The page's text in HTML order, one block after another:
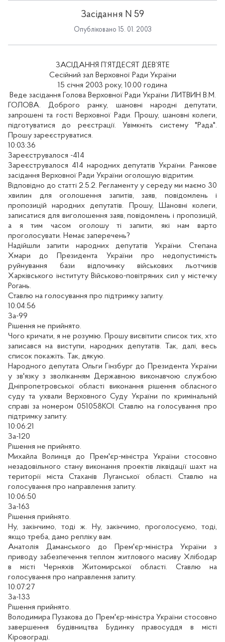
Засідання N 59
Опубліковано 15. 01. 2003
ЗАСІДАННЯ П’ЯТДЕСЯТ ДЕВ’ЯТЕ
Сесійний зал Верховної Ради України
15 січня 2003 року, 10.00 година
Веде засідання Голова Верховної Ради України ЛИТВИН В.М.
ГОЛОВА. Доброго ранку, шановні народні депутати,
запрошені та гості Верховної Ради. Прошу, шановні колеги,
підготуватися до реєстрації. Увімкніть систему "Рада".
Прошу зареєструватися.
10:03:36
Зареєструвалося -414
Зареєструвалося 414 народних депутатів України. Ранкове
засідання Верховної Ради України оголошую відритим.
Відповідно до статті 2.5.2. Регламенту у середу ми маємо 30
хвилин для оголошення запитів, заяв, повідомлень і
пропозицій народних депутатів. Прошу, Шановні колеги,
записатися для виголошення заяв, повідомлень і пропозицій,
а я тим часом оголошу ті запити, які нам варто
проголосувати. Немає заперечень?
Надійшли запити народних депутатів України. Степана
Хмари до Президента України про недопустимість
руйнування бази відпочинку військових льотчиків
Харківського інституту Військово-повітряних сил у містечку
Рогань.
Ставлю на голосування про підтримку запиту.
10:04:56
За-99
Рішення не прийнято.
Чого кричати, я не розумію. Прошу висвітити список тих, хто
записався на виступи, народних депутатів. Так, далі, весь
список покажіть. Так, дякую.
Народного депутата Ольги Гінзбург до Президента України
у зв'язку з зволіканням Державною виконавчою службою
Дніпропетровської області виконання рішення обласного
суду та ухвали Верховного Суду України по кримінальній
справі за номером 051058КОІ. Ставлю на голосування про
підтримку запиту.
10:06:21
За-120
Рішення не прийнято.
Михайла Волинця до Прем'єр-міністра України стосовно
незадовільного стану виконання проектів ліквідації шахт на
території міста Стаханів Луганської області. Ставлю на
голосування про направлення запиту.
10:06:50
За-163
Рішення прийнято.
Ну, закінчимо, тоді ж. Ну, закінчимо, проголосуємо, тоді,
якщо треба, дамо репліку вам.
Анатолія Даманського до Прем'єр-міністра України з
приводу забезпечення теплом житлового масиву Хлібодар
в місті Черняхів Житомирської області. Ставлю на
голосування про направлення запиту.
10:07:27
За-133
Рішення прийнято.
Володимира Пузакова до Прем'єр-міністра України стосовно
завершення будівництва Будинку правосуддя в місті
Кіровограді.